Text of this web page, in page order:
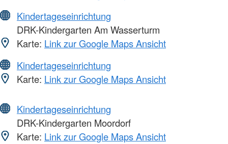
Kindertageseinrichtung
DRK-Kindergarten Am Wasserturm
Karte: Link zur Google Maps Ansicht
Kindertageseinrichtung
Karte: Link zur Google Maps Ansicht
Kindertageseinrichtung
DRK-Kindergarten Moordorf
Karte: Link zur Google Maps Ansicht